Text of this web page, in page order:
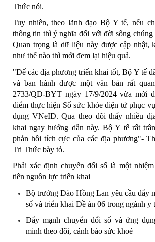
Thức nói.
Tuy nhiên, theo lãnh đạo Bộ Y tế, nếu
thông tin thì ý nghĩa đối với đời sống chúng
Quan trọng là dữ liệu này được cập nhật,
như thế nào thì mới đem lại hiệu quả.
"Để các địa phương triển khai tốt, Bộ Y tế
và ban hành được một văn bản rất
2733/QĐ-BYT ngày 17/9/2024 vừa mới
điểm thực hiện Sổ sức khỏe điện tử phục
dụng VNeID. Qua theo dõi thấy nhiều
khai ngay hướng dẫn này. Bộ Y tế rất
phản hồi tích cực của các địa phương"-
Tri Thức bày tỏ.
Phải xác định chuyển đổi số là một
tiên nguồn lực triển khai
Bộ trưởng Đào Hồng Lan yêu cầu đẩy
số và triển khai Đề án 06 trong ngành y
Đẩy mạnh chuyển đổi số và ứng
minh theo dõi, cảnh báo sức khoẻ